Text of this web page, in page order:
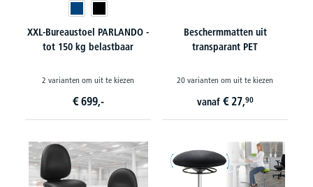
XXL-Bureaustoel PARLANDO -
tot 150 kg belastbaar
2 varianten om uit te kiezen
€ 699,-
Beschermmatten uit
transparant PET
20 varianten om uit te kiezen
vanaf € 27,90